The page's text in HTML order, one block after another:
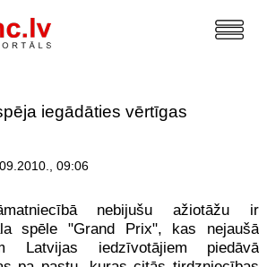
iegādāties vērtīgas
09:06
nebijušu ažiotāžu ir
spēle "Grand Prix", kas nejaušā
Latvijas iedzīvotājiem piedāvā